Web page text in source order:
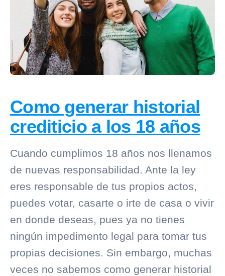
Como generar historial
crediticio a los 18 años
Cuando cumplimos 18 años nos llenamos
de nuevas responsabilidad. Ante la ley
eres responsable de tus propios actos,
puedes votar, casarte o irte de casa o vivir
en donde deseas, pues ya no tienes
ningún impedimento legal para tomar tus
propias decisiones. Sin embargo, muchas
veces no sabemos como generar historial